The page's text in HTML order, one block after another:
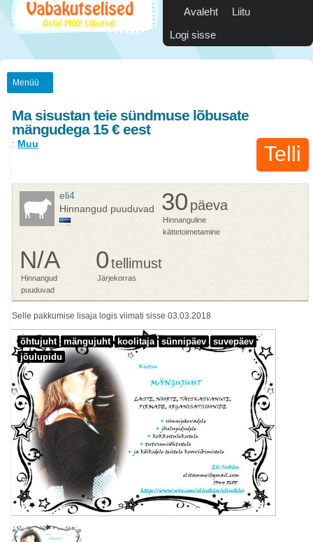
Avaleht
Liitu
Logi sisse
Menüü
Ma sisustan teie sündmuse lõbusate
mängudega 15 € eest
Telli
: Muu
eli4
Hinnangud puuduvad
30 päeva
Hinnanguline
kättetoimetamine
N/A
Hinnangud
puuduvad
0tellimust
Järjekorras
Selle pakkumise lisaja logis viimati sisse 03.03.2018
õhtujuht mängujuht koolitaja sünnipäev
suvepäev
jõulupidu